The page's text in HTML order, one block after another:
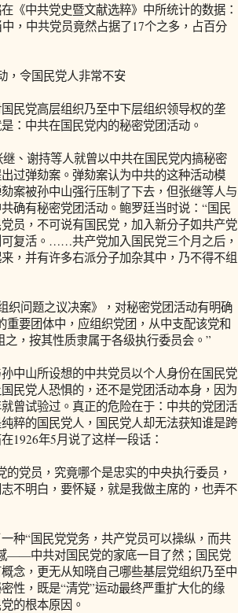
中共党史暨文献选粹》中所统计的数据：
，中共党员竟然占据了17个之多，占百分
令国民党人非常不安
党高层组织乃至中下层组织领导权的垄
：中共在国民党内的秘密党团活动。
谢持等人就曾以中共在国民党内搞秘密
过弹劾案。弹劾案认为中共的这种活动模
案被孙中山强行压制了下去，但张继等人与
确有秘密党团活动。鲍罗廷当时说：“国民
员，不可说有国民党，加入新分子如共产党
复活。……共产党加入国民党三个月之后，
，并有许多右派分子加杂其中，乃不得不组
问题之议决案》，对秘密党团活动有明确
要团体中，应组织党团，从中支配该党和
，按其性质隶属于各级执行委员会。”
山所设想的中共党员以个人身份在国民党
民党人恐惧的，还不是党团活动本身，因为
曾试验过。真正的危险在于：中共的党团活
粹的国民党人，国民党人却无法获知谁是跨
1926年5月说了这样一段话：
党员，究竟哪个是忠实的中央执行委员，
不明白，要怀疑，就是我做主席的，也弄不
“国民党党务，共产党员可以操纵，而共
——中共对国民党的家底一目了然；国民党
念，更无从知晓自己哪些基层党组织乃至中
性，既是“清党”运动最终严重扩大化的缘
的根本原因。